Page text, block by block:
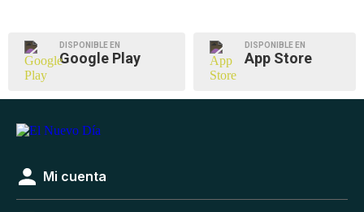
DISPONIBLE EN
Google Play
DISPONIBLE EN
App Store
Mi cuenta